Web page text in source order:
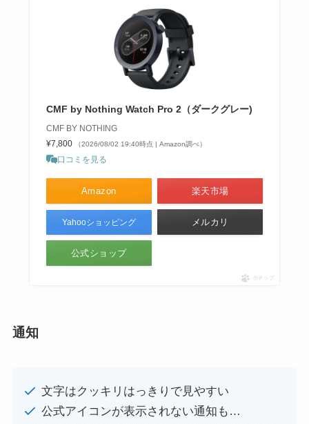
CMF by Nothing Watch Pro 2（ダークグレー)
CMF BY NOTHING
¥7,800
（2026/08/02 19:40時点 | Amazon調べ）
口コミを見る
Amazon 楽天市場
Yahooショッピング メルカリ
公式ショップ
ポチップ
通知
文字はクッキリはっきりで見やすい
公式アイコンが表示されない通知も…